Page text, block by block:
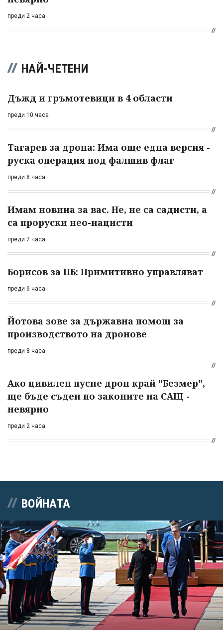
преди 2 часа
НАЙ-ЧЕТЕНИ
Дъжд и гръмотевици в 4 области
преди 10 часа
Тагарев за дрона: Има още една версия -
руска операция под фалшив флаг
преди 8 часа
Имам новина за вас. Не, не са садисти, а
са проруски нео-нацисти
преди 7 часа
Борисов за ПБ: Примитивно управляват
преди 6 часа
Йотова зове за държавна помощ за
производството на дронове
преди 8 часа
Ако цивилен пусне дрон край "Безмер",
ще бъде съден по законите на САЩ -
невярно
преди 2 часа
ВОЙНАТА